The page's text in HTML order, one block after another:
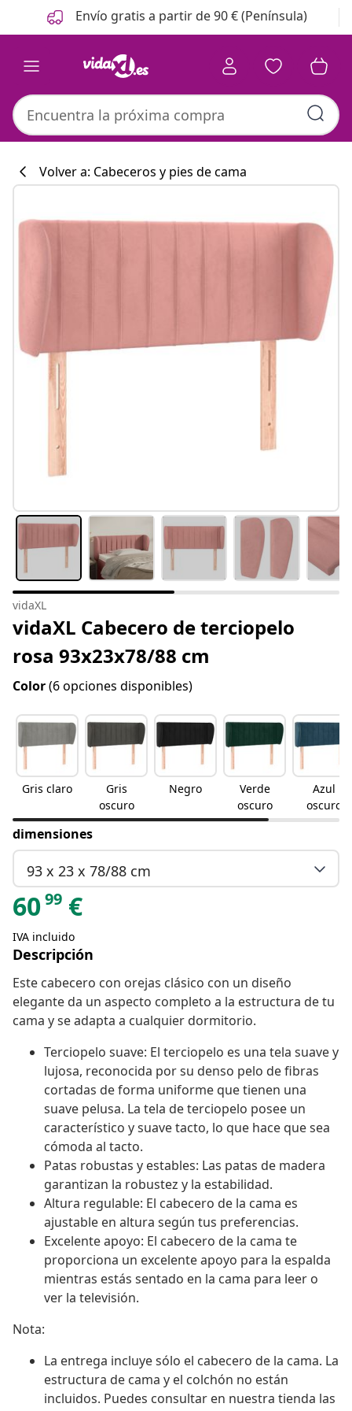
Anterior
Siguiente Envío gratis a partir de 90 € (Península)
Volver a: Cabeceros y pies de cama
vidaXL
vidaXL Cabecero de terciopelo
rosa 93x23x78/88 cm
Color(6 opciones disponibles)
Gris claro
Gris
oscuro
Negro
Verde
oscuro
Azul
oscuro
dimensiones
93 x 23 x 78/88 cm
6099 €
IVA incluido
Descripción
Este cabecero con orejas clásico con un diseño
elegante da un aspecto completo a la estructura de tu
cama y se adapta a cualquier dormitorio.
Terciopelo suave: El terciopelo es una tela suave y
lujosa, reconocida por su denso pelo de fibras
cortadas de forma uniforme que tienen una
suave pelusa. La tela de terciopelo posee un
característico y suave tacto, lo que hace que sea
cómoda al tacto.
Patas robustas y estables: Las patas de madera
garantizan la robustez y la estabilidad.
Altura regulable: El cabecero de la cama es
ajustable en altura según tus preferencias.
Excelente apoyo: El cabecero de la cama te
proporciona un excelente apoyo para la espalda
mientras estás sentado en la cama para leer o
ver la televisión.
Nota:
La entrega incluye sólo el cabecero de la cama. La
estructura de cama y el colchón no están
incluidos. Puedes consultar en nuestra tienda las